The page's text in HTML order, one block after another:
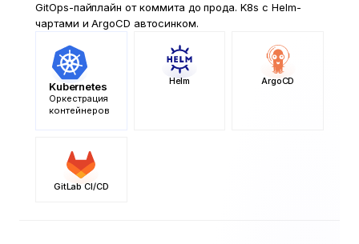
GitOps-пайплайн от коммита до прода. K8s с Helm-
чартами и ArgoCD автосинком.
Kubernetes
Оркестрация
контейнеров
Helm ArgoCD
GitLab CI/CD